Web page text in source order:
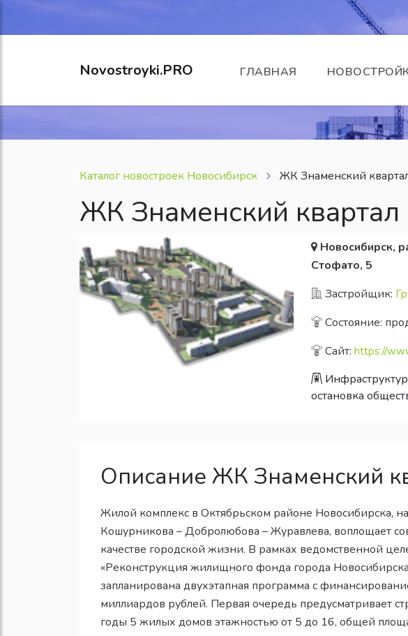
Novostroyki.PRO ГЛАВНАЯ
Каталог новостроек Новосибирск ЖК Знаменский
ЖК Знаменский квартал
Новосибирск,
Стофато, 5
Застройщик:
Состояние:
Сайт: https://
остановка
Описание ЖК Знаменский
Жилой комплекс в Октябрьском районе Новосибирска,
Кошурникова – Добролюбова – Журавлева, воплощает
качестве городской жизни. В рамках ведомственной
«Реконструкция жилищного фонда города
запланирована двухэтапная программа с
миллиардов рублей. Первая очередь предусматривает
годы 5 жилых домов этажностью от 5 до 16, общей